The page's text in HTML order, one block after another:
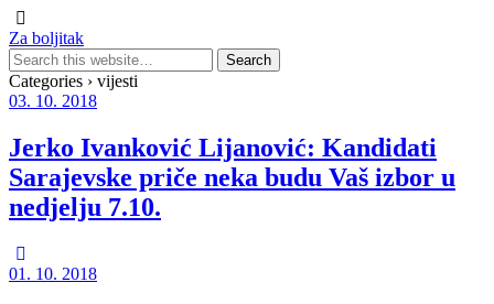
Za boljitak
Categories › vijesti
03. 10. 2018
Jerko Ivanković Lijanović: Kandidati
Sarajevske priče neka budu Vaš izbor u
nedjelju 7.10.
01. 10. 2018